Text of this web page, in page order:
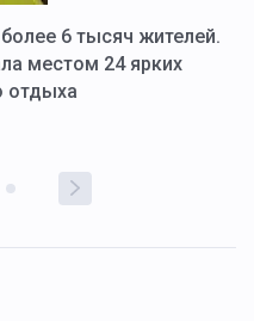
6 тысяч жителей.
местом 24 ярких
отдыха